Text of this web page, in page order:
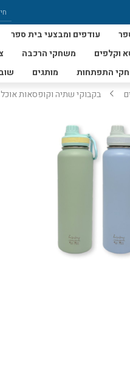
עודפים ומבצעי בית ספר
וקלפים
משחקי הרכבה
התפתחות
מותגים
בקבוקי שתיה וקופסאות אוכל